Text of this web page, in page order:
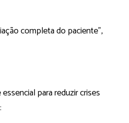
completa do paciente”,
para reduzir crises